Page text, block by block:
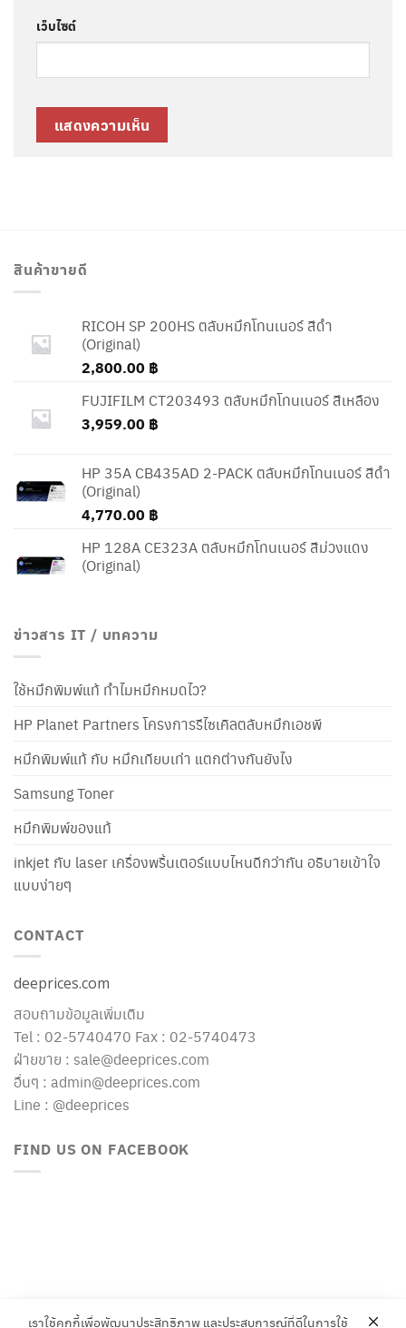
เว็บไซต์
สินค้าขายดี
RICOH SP 200HS ตลับหมึกโทนเนอร์ สีดำ
(Original)
2,800.00 ฿
FUJIFILM CT203493 ตลับหมึกโทนเนอร์ สีเหลือง
3,959.00 ฿
HP 35A CB435AD 2-PACK ตลับหมึกโทนเนอร์ สีดำ
(Original)
4,770.00 ฿
HP 128A CE323A ตลับหมึกโทนเนอร์ สีม่วงแดง
(Original)
ข่าวสาร IT / บทความ
ใช้หมึกพิมพ์แท้ ทำไมหมึกหมดไว?
HP Planet Partners โครงการรีไซเคิลตลับหมึกเอชพี
หมึกพิมพ์แท้ กับ หมึกเทียบเท่า แตกต่างกันยังไง
Samsung Toner
หมึกพิมพ์ของแท้
inkjet กับ laser เครื่องพริ้นเตอร์แบบไหนดีกว่ากัน อธิบายเข้าใจ
แบบง่ายๆ
CONTACT
deeprices.com
สอบถามข้อมูลเพิ่มเติม
Tel : 02-5740470 Fax : 02-5740473
ฝ่ายขาย : sale@deeprices.com
อื่นๆ : admin@deeprices.com
Line : @deeprices
FIND US ON FACEBOOK
เราใช้คุกกี้เพื่อพัฒนาประสิทธิภาพ และประสบการณ์ที่ดีในการใช้